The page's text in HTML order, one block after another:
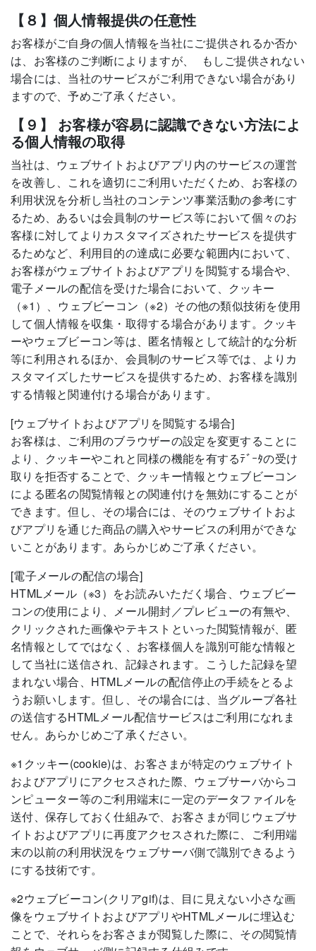
【８】個人情報提供の任意性
お客様がご自身の個人情報を当社にご提供されるか否か
は、お客様のご判断によりますが、 もしご提供されない
場合には、当社のサービスがご利用できない場合があり
ますので、予めご了承ください。
【９】 お客様が容易に認識できない方法によ
る個人情報の取得
当社は、ウェブサイトおよびアプリ内のサービスの運営
を改善し、これを適切にご利用いただくため、お客様の
利用状況を分析し当社のコンテンツ事業活動の参考にす
るため、あるいは会員制のサービス等において個々のお
客様に対してよりカスタマイズされたサービスを提供す
るためなど、利用目的の達成に必要な範囲内において、
お客様がウェブサイトおよびアプリを閲覧する場合や、
電子メールの配信を受けた場合において、クッキー
（※1）、ウェブビーコン（※2）その他の類似技術を使用
して個人情報を収集・取得する場合があります。クッキ
ーやウェブビーコン等は、匿名情報として統計的な分析
等に利用されるほか、会員制のサービス等では、よりカ
スタマイズしたサービスを提供するため、お客様を識別
する情報と関連付ける場合があります。
[ウェブサイトおよびアプリを閲覧する場合]
お客様は、ご利用のブラウザーの設定を変更することに
より、クッキーやこれと同様の機能を有するﾃﾞｰﾀの受け
取りを拒否することで、クッキー情報とウェブビーコン
による匿名の閲覧情報との関連付けを無効にすることが
できます。但し、その場合には、そのウェブサイトおよ
びアプリを通じた商品の購入やサービスの利用ができな
いことがあります。あらかじめご了承ください。
[電子メールの配信の場合]
HTMLメール（※3）をお読みいただく場合、ウェブビー
コンの使用により、メール開封／プレビューの有無や、
クリックされた画像やテキストといった閲覧情報が、匿
名情報としてではなく、お客様個人を識別可能な情報と
して当社に送信され、記録されます。こうした記録を望
まれない場合、HTMLメールの配信停止の手続をとるよ
うお願いします。但し、その場合には、当グループ各社
の送信するHTMLメール配信サービスはご利用になれま
せん。あらかじめご了承ください。
※1クッキー(cookie)は、お客さまが特定のウェブサイト
およびアプリにアクセスされた際、ウェブサーバからコ
ンピューター等のご利用端末に一定のデータファイルを
送付、保存しておく仕組みで、お客さまが同じウェブサ
イトおよびアプリに再度アクセスされた際に、ご利用端
末の以前の利用状況をウェブサーバ側で識別できるよう
にする技術です。
※2ウェブビーコン(クリアgif)は、目に見えない小さな画
像をウェブサイトおよびアプリやHTMLメールに埋込む
ことで、それらをお客さまが閲覧した際に、その閲覧情